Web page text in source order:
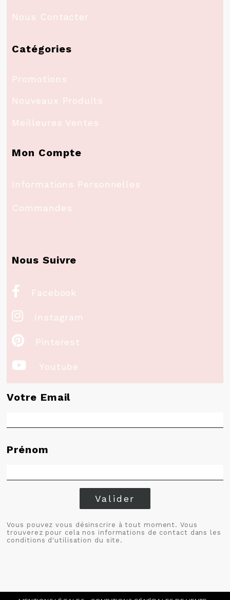
Nous Contacter
Catégories
Promotions
Nouveaux Produits
Meilleures Ventes
Mon Compte
Informations Personnelles
Commandes
Nous Suivre
 Facebook
 Instagram
 Pinterest
 Youtube
Votre Email
Prénom
Valider
Vous pouvez vous désinscrire à tout moment. Vous
trouverez pour cela nos informations de contact dans les
conditions d'utilisation du site.